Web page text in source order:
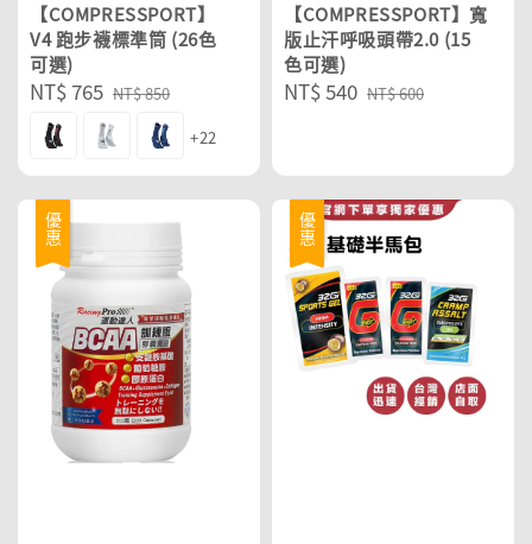
【COMPRESSPORT】
V4 跑步襪標準筒 (26色
可選)
Sale
price
NT$ 765 Regular
price
NT$ 850
+22
【COMPRESSPORT】寬
版止汗呼吸頭帶2.0 (15
色可選)
Sale
NT$ 540 Regular
NT$ 600
優惠 優惠